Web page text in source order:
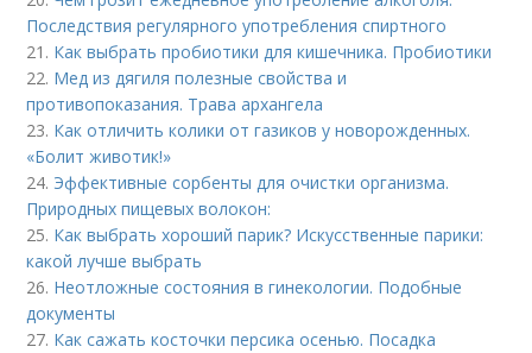
Последствия регулярного употребления спиртного
21. Как выбрать пробиотики для кишечника. Пробиотики
22. Мед из дягиля полезные свойства и
противопоказания. Трава архангела
23. Как отличить колики от газиков у новорожденных.
«Болит животик!»
24. Эффективные сорбенты для очистки организма.
Природных пищевых волокон:
25. Как выбрать хороший парик? Искусственные парики:
какой лучше выбрать
26. Неотложные состояния в гинекологии. Подобные
документы
27. Как сажать косточки персика осенью. Посадка